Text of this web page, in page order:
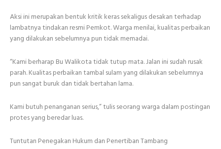
Aksi ini merupakan bentuk kritik keras sekaligus desakan terhadap
lambatnya tindakan resmi Pemkot. Warga menilai, kualitas perbaikan
yang dilakukan sebelumnya pun tidak memadai.
“Kami berharap Bu Walikota tidak tutup mata. Jalan ini sudah rusak
parah. Kualitas perbaikan tambal sulam yang dilakukan sebelumnya
pun sangat buruk dan tidak bertahan lama.
Kami butuh penanganan serius,” tulis seorang warga dalam postingan
protes yang beredar luas.
Tuntutan Penegakan Hukum dan Penertiban Tambang